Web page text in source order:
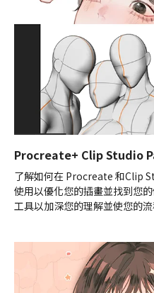
Procreate+ Clip Studio
了解如何在 Procreate 和Clip
使用以優化您的插畫並找到您
工具以加深您的理解並使您的